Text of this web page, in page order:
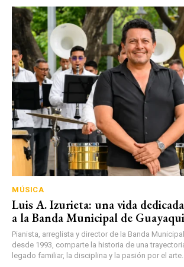
MÚSICA
Luis A. Izurieta: una vida
a la Banda Municipal de
Pianista, arreglista y director de la Banda
desde 1993, comparte la historia de una
legado familiar, la disciplina y la pasión por el arte.